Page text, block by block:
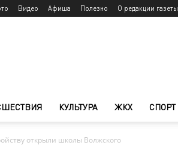
Видео Афиша Полезно О редакции газеты
КУЛЬТУРА ЖКХ СПОРТ
открыли школы Волжского